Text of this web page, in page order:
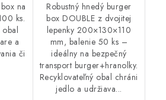
na
ks.
obal
a
či
Robustný hnedý burger
box DOUBLE z dvojitej
lepenky 200×130×110
mm, balenie 50 ks –
ideálny na bezpečný
transport burger+hranolky.
Recyklovateľný obal chráni
jedlo a udržiava...